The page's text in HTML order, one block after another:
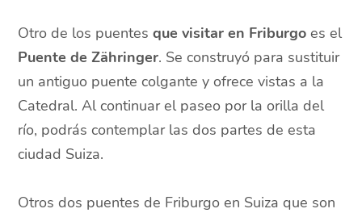
Otro de los puentesque visitar en Friburgo es el
Puente de Zähringer. Se construyó para sustituir
un antiguo puente colgante y ofrece vistas a la
Catedral. Al continuar el paseo por la orilla del
río, podrás contemplar las dos partes de esta
ciudad Suiza.
Otros dos puentes de Friburgo en Suiza que son